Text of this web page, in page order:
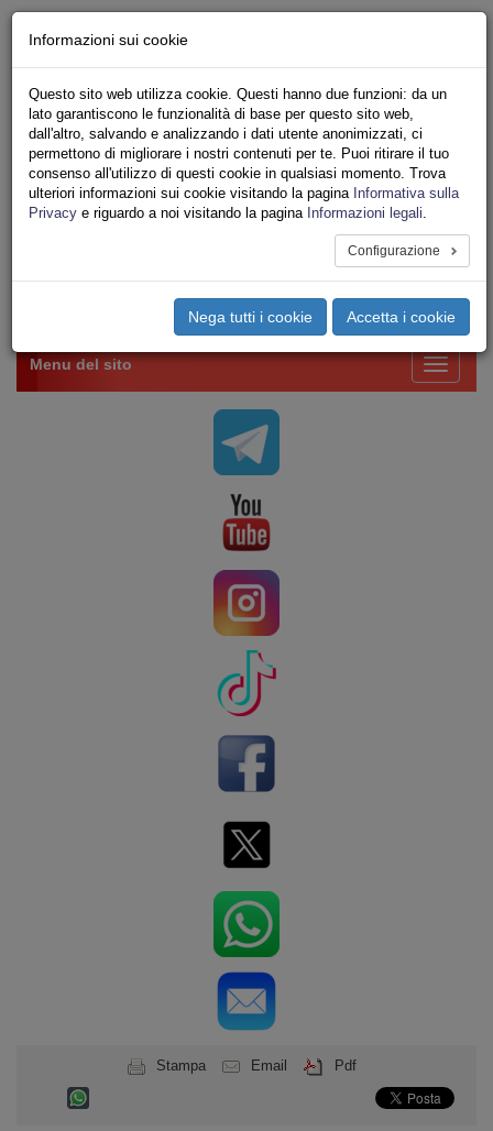
Iscriviti Online
Ricerca
Area Stampa
Privacy
VV.F.
UNIONE SINDACALE DI BASE SETTORE VIGILI
Toggle
Menu del sito
Stampa Email Pdf
Informazioni sui cookie
Questo sito web utilizza cookie. Questi hanno due funzioni: da un
lato garantiscono le funzionalità di base per questo sito web,
dall'altro, salvando e analizzando i dati utente anonimizzati, ci
permettono di migliorare i nostri contenuti per te. Puoi ritirare il tuo
consenso all'utilizzo di questi cookie in qualsiasi momento. Trova
ulteriori informazioni sui cookie visitando la pagina Informativa sulla
Privacy e riguardo a noi visitando la pagina Informazioni legali.
Configurazione
Nega tutti i cookie Accetta i cookie